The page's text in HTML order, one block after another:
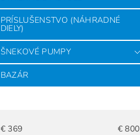
PRÍSLUŠENSTVO (NÁHRADNÉ
DIELY)
ŠNEKOVÉ PUMPY
BAZÁR
€ 369 €800